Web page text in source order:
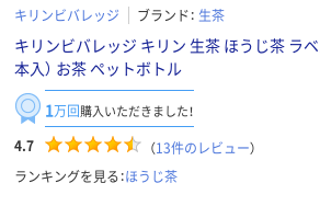
キリンビバレッジ ブランド： 生茶
キリンビバレッジ キリン 生茶 ほうじ茶 ラ
本入） お茶 ペットボトル
1万回購入いただきました！
4.7 （13件のレビュー）
ランキングを見る：ほうじ茶